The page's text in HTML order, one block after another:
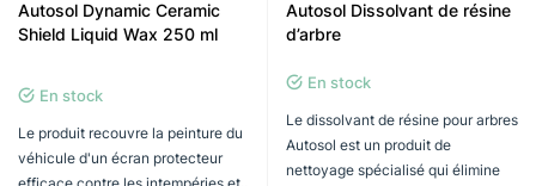
Autosol Dynamic Ceramic
Shield Liquid Wax 250 ml
En stock
Le produit recouvre la peinture du
véhicule d'un écran protecteur
efficace contre les intempéries et..
Autosol Dissolvant de résine
d’arbre
En stock
Le dissolvant de résine pour arbres
Autosol est un produit de
nettoyage spécialisé qui élimine